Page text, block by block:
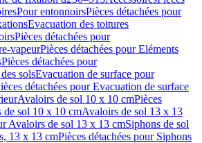
Pour entonnoirsPièces détachées pour
Evacuation des toitures
Pièces détachées pour
vapeurPièces détachées pour Eléments
Pièces détachées pour
solsEvacuation de surface pour
détachées pour Evacuation de surface
Avaloirs de sol 10 x 10 cmPièces
de sol 10 x 10 cmAvaloirs de sol 13 x 13
Avaloirs de sol 13 x 13 cmSiphons de sol
13 x 13 cmPièces détachées pour Siphons